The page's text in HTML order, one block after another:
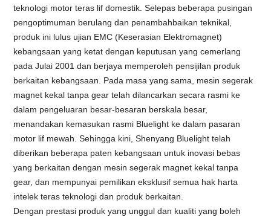
teknologi motor teras lif domestik. Selepas beberapa pusingan
pengoptimuman berulang dan penambahbaikan teknikal,
produk ini lulus ujian EMC (Keserasian Elektromagnet)
kebangsaan yang ketat dengan keputusan yang cemerlang
pada Julai 2001 dan berjaya memperoleh pensijilan produk
berkaitan kebangsaan. Pada masa yang sama, mesin segerak
magnet kekal tanpa gear telah dilancarkan secara rasmi ke
dalam pengeluaran besar-besaran berskala besar,
menandakan kemasukan rasmi Bluelight ke dalam pasaran
motor lif mewah. Sehingga kini, Shenyang Bluelight telah
diberikan beberapa paten kebangsaan untuk inovasi bebas
yang berkaitan dengan mesin segerak magnet kekal tanpa
gear, dan mempunyai pemilikan eksklusif semua hak harta
intelek teras teknologi dan produk berkaitan.
Dengan prestasi produk yang unggul dan kualiti yang boleh